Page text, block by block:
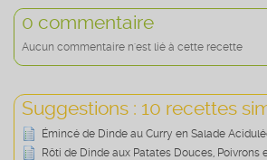
0 commentaire
Aucun commentaire n'est lié à cette recette
Suggestions : 10 recettes
Émincé de Dinde au Curry en Salade
Rôti de Dinde aux Patates Douces, Poivrons